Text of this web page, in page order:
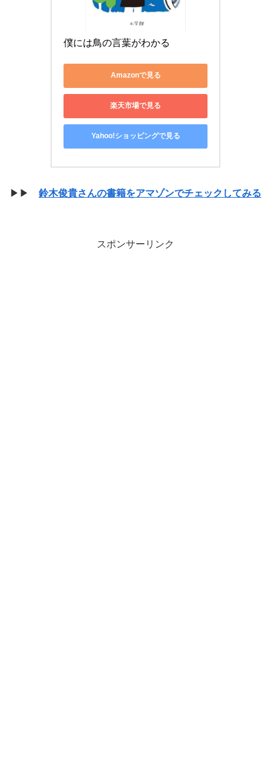
僕には鳥の言葉がわかる
Amazonで見る
楽天市場で見る
Yahoo!ショッピングで見る
▶▶ 鈴木俊貴さんの書籍をアマゾンでチェックしてみる
スポンサーリンク